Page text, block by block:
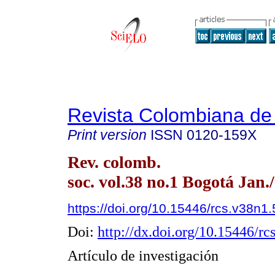
Revista Colombiana
Print version ISSN 0120-159X
Rev. colomb.
soc. vol.38 no.1 Bogotá
https://doi.org/10.15446/
Doi: http://dx.doi.org/10.15446/
Artículo de investigación